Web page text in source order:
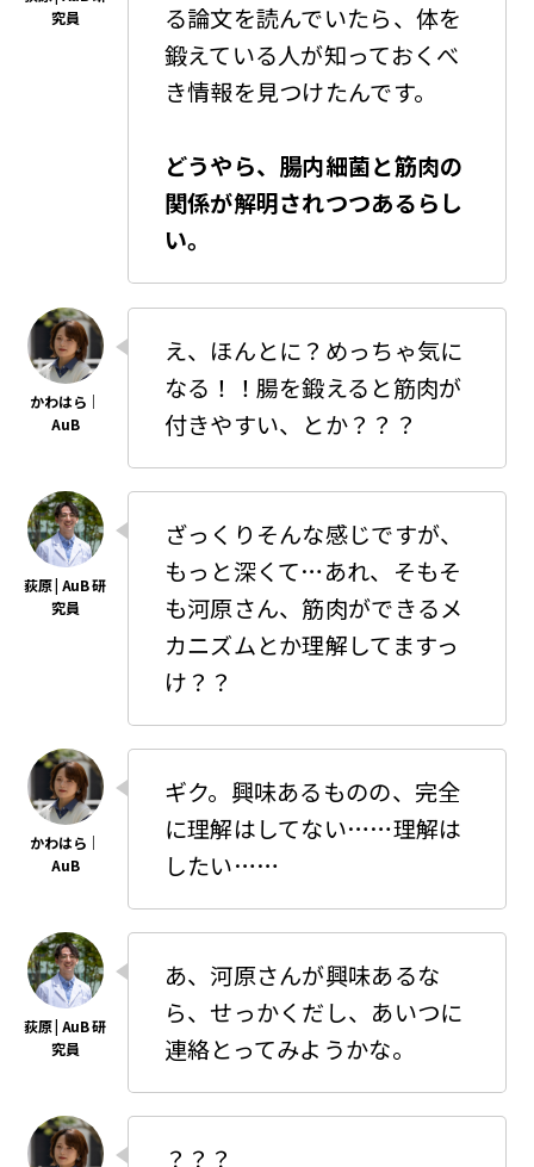
る論文を読んでいたら、体を
鍛えている人が知っておくべ
き情報を見つけたんです。
どうやら、腸内細菌と筋肉の
関係が解明されつつあるらし
い。
え、ほんとに？めっちゃ気に
なる！！腸を鍛えると筋肉が
付きやすい、とか？？？
ざっくりそんな感じですが、
もっと深くて…あれ、そもそ
も河原さん、筋肉ができるメ
カニズムとか理解してますっ
け？？
ギク。興味あるものの、完全
に理解はしてない……理解は
したい……
あ、河原さんが興味あるな
ら、せっかくだし、あいつに
連絡とってみようかな。
？？？